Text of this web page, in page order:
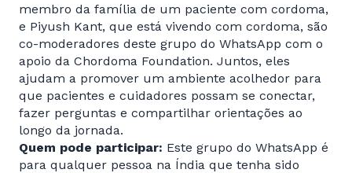
membro da família de um paciente com cordoma,
e Piyush Kant, que está vivendo com cordoma, são
co-moderadores deste grupo do WhatsApp com o
apoio da Chordoma Foundation. Juntos, eles
ajudam a promover um ambiente acolhedor para
que pacientes e cuidadores possam se conectar,
fazer perguntas e compartilhar orientações ao
longo da jornada.
Quem pode participar: Este grupo do WhatsApp é
para qualquer pessoa na Índia que tenha sido